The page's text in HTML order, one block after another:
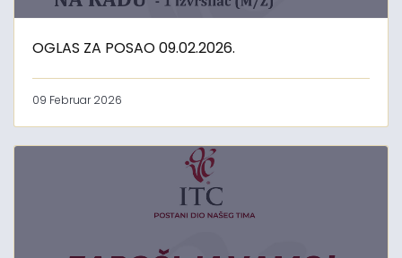
OGLAS ZA POSAO 09.02.2026.
09 Februar 2026